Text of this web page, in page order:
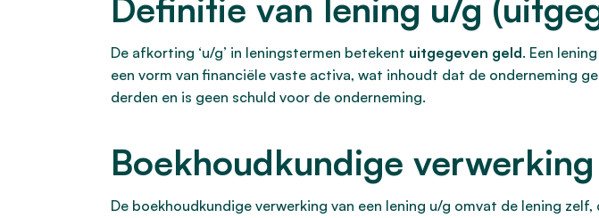
Definitie van lening u/g
De afkorting ‘u/g’ in leningstermen betekent uitgegeven geld. Een
een vorm van financiële vaste activa, wat inhoudt dat de onderneming
derden en is geen schuld voor de onderneming.
Boekhoudkundige
De boekhoudkundige verwerking van een lening u/g omvat de lening